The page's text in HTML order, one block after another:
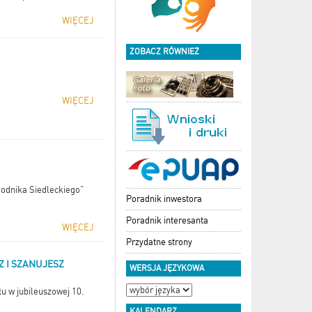
WIĘCEJ
WIĘCEJ
Siedleckiego”
WIĘCEJ
I SZANUJESZ
w jubileuszowej 10.
ZOBACZ RÓWNIEŻ
Poradnik inwestora
Poradnik interesanta
Przydatne strony
WERSJA JĘZYKOWA